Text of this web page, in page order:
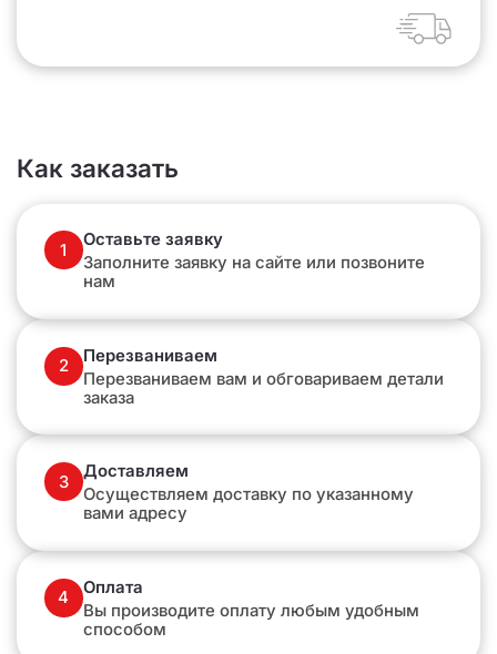
Как заказать
1
Оставьте заявку
Заполните заявку на сайте или позвоните
нам
2
Перезваниваем
Перезваниваем вам и обговариваем детали
заказа
3
Доставляем
Осуществляем доставку по указанному
вами адресу
4
Оплата
Вы производите оплату любым удобным
способом